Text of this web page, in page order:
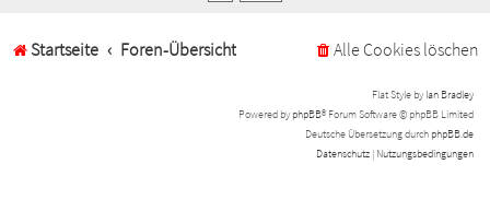
Startseite Foren-Übersicht Alle Cookies löschen
Flat Style by Ian Bradley
Powered by phpBB® Forum Software © phpBB Limited
Deutsche Übersetzung durch phpBB.de
Datenschutz | Nutzungsbedingungen